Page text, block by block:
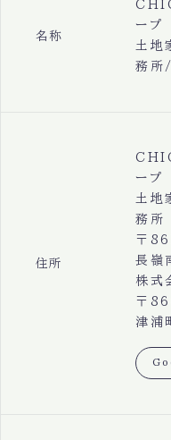
名称
ープ
土地
務所
住所
ープ
土地
務所
〒
長
株式
〒
津